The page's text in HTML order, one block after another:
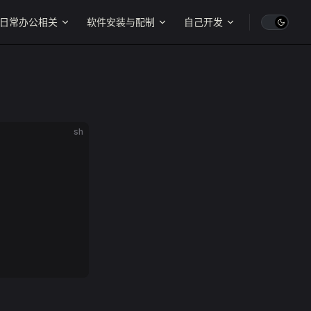
日常办公相关 软件安装与配制 自己开发
sh